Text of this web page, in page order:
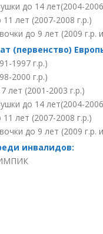
до 14 лет(2004-2006
лет (2007-2008 г.р.)
до 9 лет (2009 г.р.
(первенство)
1997 г.р.)
2000 г.р.)
(2001-2003 г.р.)
до 14 лет(2004-2006
лет (2007-2008 г.р.)
до 9 лет (2009 г.р.
инвалидов: